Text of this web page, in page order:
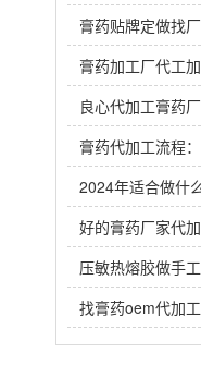
膏药加工厂代工
好的膏药厂家代